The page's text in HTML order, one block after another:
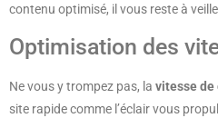
contenu optimisé, il vous reste à
Optimisation des
Ne vous y trompez pas, la vitesse de
site rapide comme l’éclair vous